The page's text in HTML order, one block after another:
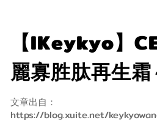
擦蚊蟲咬傷的、切割傷的、瘀青的
目。
由於太多瓶瓶罐罐，一下這個沒帶
最後現場再度花錢去藥局買一堆明
【IKeykyo】
麗寡胜肽再生霜
霜，解決妳的惱
文章出自：
https://blog.xuite.net/